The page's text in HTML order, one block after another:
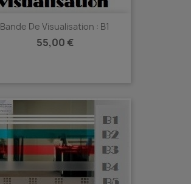
Bande De Visualisation : B1
Prix
55,00 €